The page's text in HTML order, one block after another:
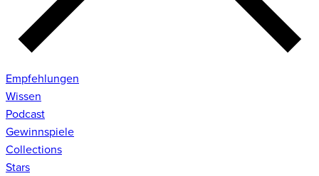
Empfehlungen
Wissen
Podcast
Gewinnspiele
Collections
Stars